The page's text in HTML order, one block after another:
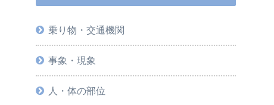
乗り物・交通機関
事象・現象
人・体の部位